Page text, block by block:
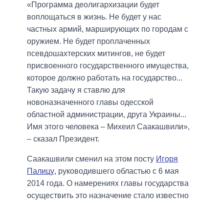
«Программа деолигархизации будет
воплощаться в жизнь. Не будет у нас
частных армий, марширующих по городам с
оружием. Не будет проплаченных
псевдошахтерских митингов, не будет
присвоенного государственного имущества,
которое должно работать на государство...
Такую задачу я ставлю для
новоназначенного главы одесской
областной администрации, друга Украины...
Имя этого человека – Михеил Саакашвили»,
– сказал Президент.
Саакашвили сменил на этом посту Игоря
Палицу, руководившего областью с 6 мая
2014 года. О намерениях главы государства
осуществить это назначение стало известно